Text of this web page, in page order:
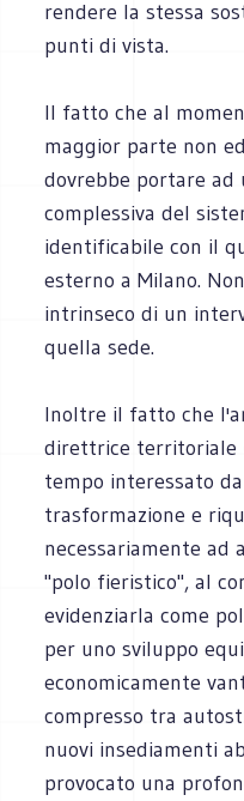
rendere la stessa
punti di vista.
Il fatto che al
maggior parte non
dovrebbe portare ad
complessiva del
identificabile con il
esterno a Milano.
intrinseco di un
quella sede.
Inoltre il fatto che
direttrice territoriale
tempo interessato
trasformazione e
necessariamente ad
"polo fieristico", al
evidenziarla come
per uno sviluppo
economicamente
compresso tra
nuovi insediamenti
provocato una